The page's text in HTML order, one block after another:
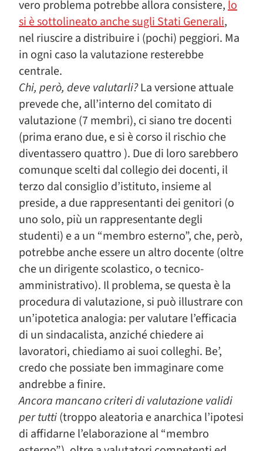
vero problema potrebbe allora consistere,lo
si è sottolineato anche sugli Stati Generali,
nel riuscire a distribuire i (pochi) peggiori. Ma
in ogni caso la valutazione resterebbe
centrale.
Chi, però, deve valutarli?La versione attuale
prevede che, all’interno del comitato di
valutazione (7 membri), ci siano tre docenti
(prima erano due, e si è corso il rischio che
diventassero quattro ). Due di loro sarebbero
comunque scelti dal collegio dei docenti, il
terzo dal consiglio d’istituto, insieme al
preside, a due rappresentanti dei genitori (o
uno solo, più un rappresentante degli
studenti) e a un “membro esterno”, che, però,
potrebbe anche essere un altro docente (oltre
che un dirigente scolastico, o tecnico-
amministrativo). Il problema, se questa è la
procedura di valutazione, si può illustrare con
un’ipotetica analogia: per valutare l’efficacia
di un sindacalista, anziché chiedere ai
lavoratori, chiediamo ai suoi colleghi. Be’,
credo che possiate ben immaginare come
andrebbe a finire.
Ancora mancano criteri di valutazione validi
per tutti(troppo aleatoria e anarchica l’ipotesi
di affidarne l’elaborazione al “membro